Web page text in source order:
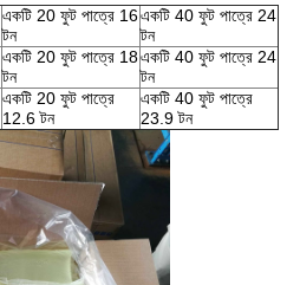
একটি 20 ফুট পাত্রে 16
টন
একটি 40 ফুট পাত্রে 24
টন
একটি 20 ফুট পাত্রে 18
টন
একটি 40 ফুট পাত্রে 24
টন
একটি 20 ফুট পাত্রে
12.6 টন
একটি 40 ফুট পাত্রে
23.9 টন